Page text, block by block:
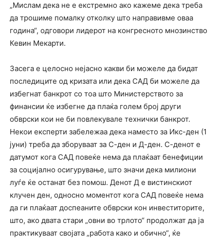
„Мислам дека не е екстремно ако кажеме дека треба
да трошиме помалку отколку што направивме оваа
година“, одговори лидерот на конгресното мнозинство
Кевин Мекарти.
Засега е целосно нејасно какви би можеле да бидат
последиците од кризата или дека САД би можеле да
избегнат банкрот со тоа што Министерството за
финансии ќе избегне да плаќа голем број други
обврски кои не би повлекувале технички банкрот.
Некои експерти забележаа дека наместо за Икс-ден (1
јуни) треба да зборуваат за С-ден и Д-ден. С-денот е
датумот кога САД повеќе нема да плаќаат бенефиции
за социјално осигурување, што значи дека милиони
луѓе ќе останат без помош. Денот Д е вистинскиот
клучен ден, односно моментот кога САД повеќе нема
да ги плаќаат доспеаните обврски кон инвеститорите,
што, ако двата стари „овни во трлото“ продолжат да ја
практикуваат својата „работа како и обично“, ќе